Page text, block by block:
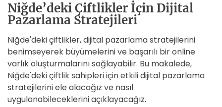
Niğde’deki Çiftlikler İçin Dijital
Pazarlama Stratejileri
Niğde'deki çiftlikler, dijital pazarlama stratejilerini
benimseyerek büyümelerini ve başarılı bir online
varlık oluşturmalarını sağlayabilir. Bu makalede,
Niğde'deki çiftlik sahipleri için etkili dijital pazarlama
stratejilerini ele alacağız ve nasıl
uygulanabileceklerini açıklayacağız.